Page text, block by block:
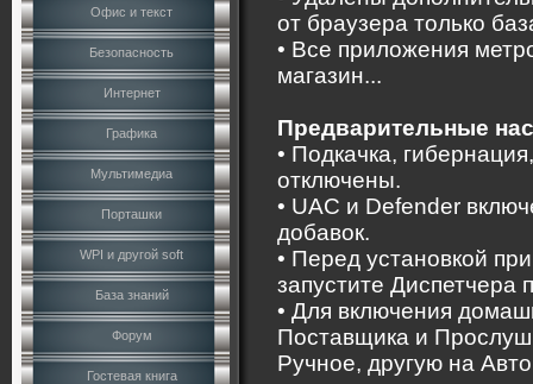
Офис и текст
Безопасность
Интернет
Графика
Мультимедиа
Порташки
WPI и другой soft
База знаний
Форум
Гостевая книга
от браузера только
• Все приложения
магазин...
Предварительные
• Подкачка,
отключены.
• UAC и Defender
добавок.
• Перед установкой
запустите Диспетчера
• Для включения
Поставщика и
Ручное, другую на